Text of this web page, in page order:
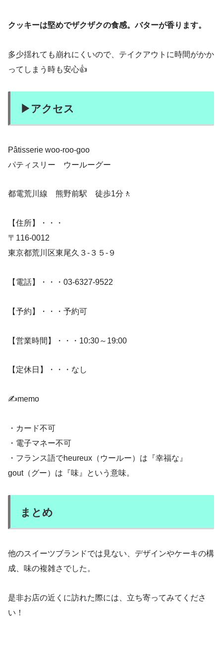
クッキーは堅めでザクザクの食感。バターが香ります。
多少揺れても崩れにくいので、テイクアウトに時間がかか
ってしまう時も安心👍
▶︎アクセス
Pâtisserie woo-roo-goo
パティスリー ウールーグー
都電荒川線 熊野前駅 徒歩1分🚶
【住所】・・・
〒116-0012
東京都荒川区東尾久３-３５-９
【電話】・・・03-6327-9522
【予約】・・・予約可
【営業時間】・・・10:30～19:00
【定休日】・・・なし
✍️memo
・カード不可
・電子マネー不可
・フランス語でheureux（ウールー）は『幸福な』
gout（グー）は『味』という意味。
まとめ
他のスイーツブランドでは見ない、デザインやケーキの構
成、味の複雑さでした。
是非お店の近くに訪れた際には、立ち寄ってみてくださ
い！